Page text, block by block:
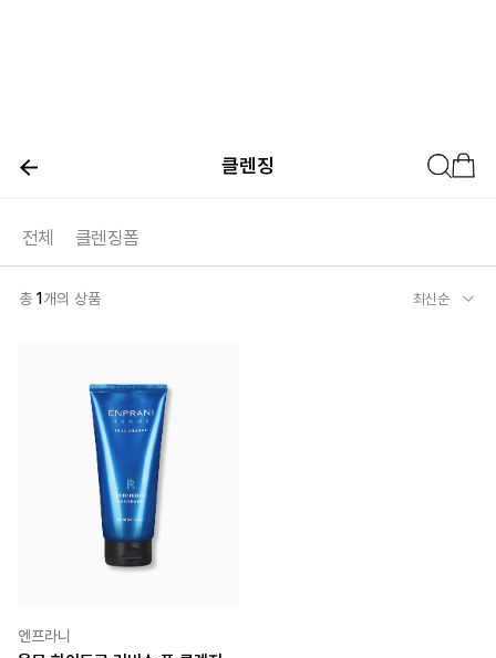
클렌징
전체 클렌징폼
총 1 개의 상품
엔프라니